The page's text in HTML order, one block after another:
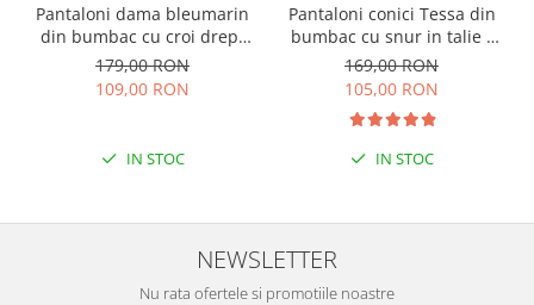
Pantaloni dama bleumarin
din bumbac cu croi drept
Cara
179,00 RON
109,00 RON
IN STOC
Pantaloni conici Tessa din
bumbac cu snur in talie -
Negru
169,00 RON
105,00 RON
IN STOC
NEWSLETTER
Nu rata ofertele si promotiile noastre